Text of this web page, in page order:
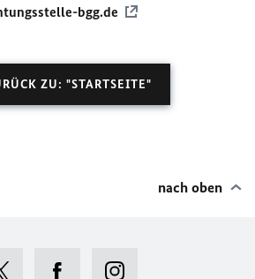
bgg.de
ZU: "STARTSEITE"
nach oben